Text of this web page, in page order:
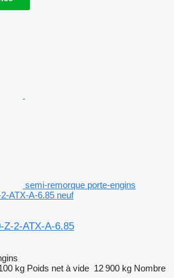
semi-remorque porte-engins
ATX-A-6.85 neuf
Z-2-ATX-A-6.85
kg Poids net à vide 12 900 kg Nombre